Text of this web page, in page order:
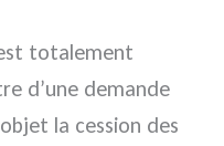
totalement
d’une demande
la cession des